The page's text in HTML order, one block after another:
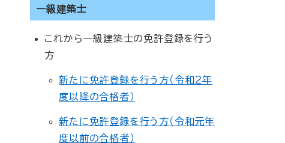
一級建築士
これから一級建築士の免許登録を行う
方
新たに免許登録を行う方（令和２年
度以降の合格者）
新たに免許登録を行う方（令和元年
度以前の合格者）